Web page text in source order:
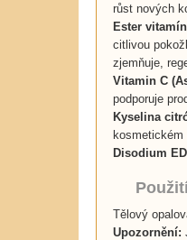
růst nových
Ester
citlivou
zjemňuje,
Vitamin C
podporuje
Kyselina
Disodium
Tělový
Upozornění: